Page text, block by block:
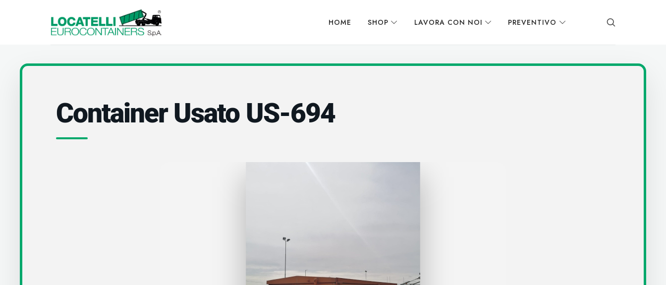
HOME SHOP LAVORA CON NOI PREVENTIVO
Container Usato US-694